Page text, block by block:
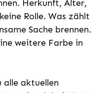
Herkunft, Alter,
Rolle. Was zählt
Sache brennen.
weitere Farbe in
alle aktuellen